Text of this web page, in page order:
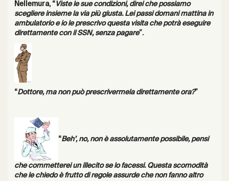
Nellemura, “Viste le sue condizioni, direi che possiamo
scegliere insieme la via più giusta. Lei passi domani mattina in
ambulatorio e io le prescrivo questa visita che potrà eseguire
direttamente con il SSN, senza pagare”.
“Dottore, ma non può prescrivermela direttamente ora?”
“Beh’, no, non è assolutamente possibile, pensi
che commetterei un illecito se lo facessi. Questa scomodità
che le chiedo è frutto di regole assurde che non fanno altro